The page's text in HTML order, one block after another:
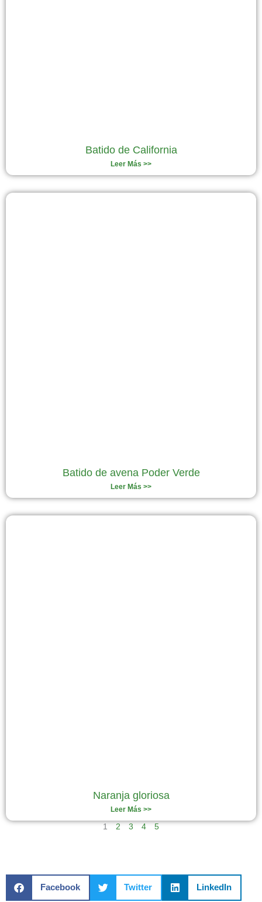
Batido de California
Leer Más >>
Batido de avena Poder Verde
Leer Más >>
Naranja gloriosa
Leer Más >>
1 2 3 4 5
Facebook Twitter LinkedIn